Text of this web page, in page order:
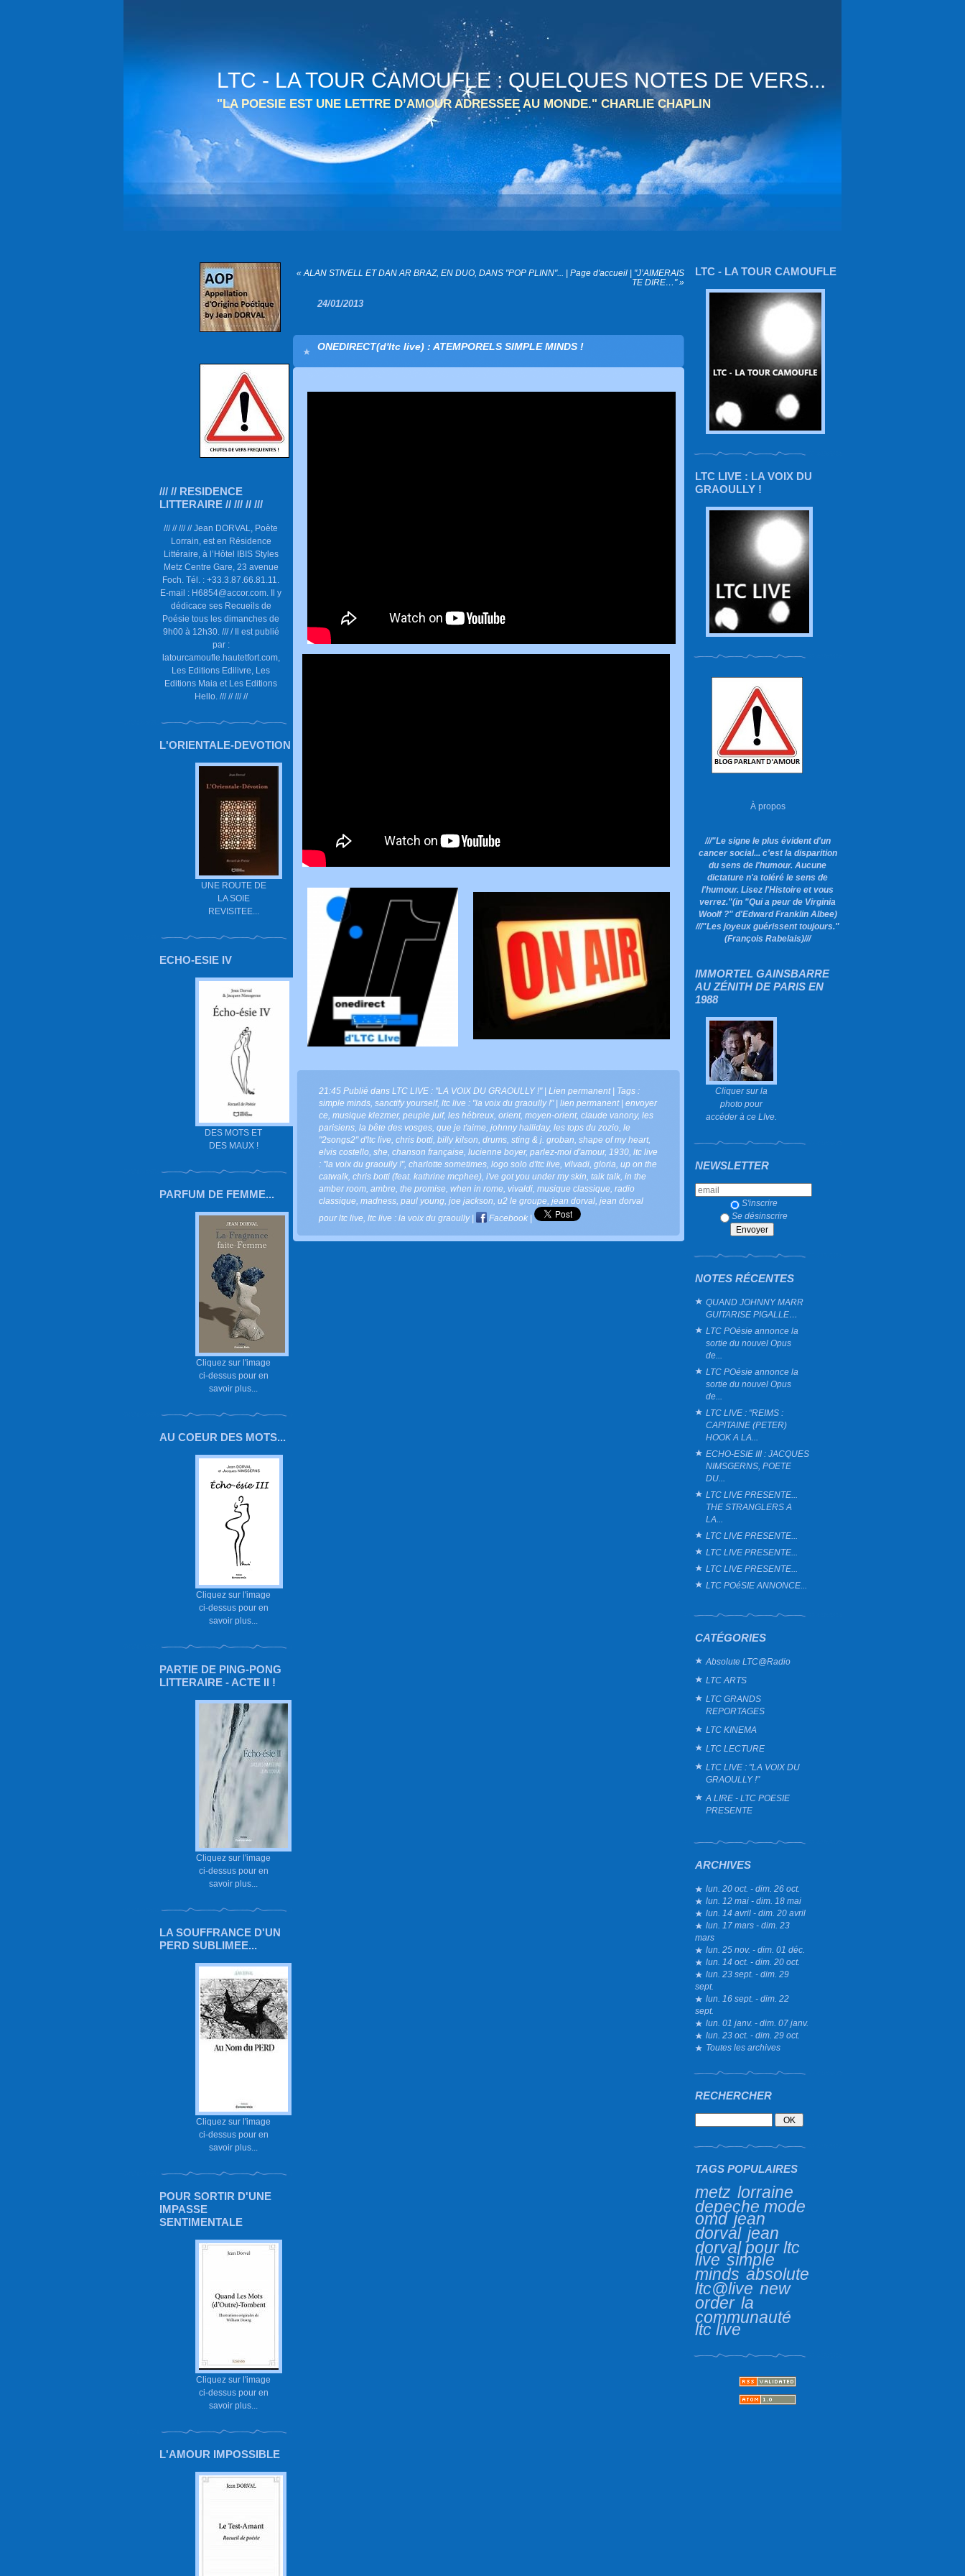
LTC - LA TOUR CAMOUFLE : QUELQUES NOTES DE VERS...
"LA POESIE EST UNE LETTRE D’AMOUR ADRESSEE AU MONDE." CHARLIE CHAPLIN
/// // RESIDENCE
LITTERAIRE // /// // ///
/// // /// // Jean DORVAL, Poète
Lorrain, est en Résidence
Littéraire, à l’Hôtel IBIS Styles
Metz Centre Gare, 23 avenue
Foch. Tél. : +33.3.87.66.81.11.
E-mail : H6854@accor.com. Il y
dédicace ses Recueils de
Poésie tous les dimanches de
9h00 à 12h30. /// / Il est publié
par :
latourcamoufle.hautetfort.com,
Les Editions Edilivre, Les
Editions Maia et Les Editions
Hello. /// // /// //
L'ORIENTALE-DEVOTION
UNE ROUTE DE
LA SOIE
REVISITEE...
ECHO-ESIE IV
DES MOTS ET
DES MAUX !
PARFUM DE FEMME...
Cliquez sur l'image
ci-dessus pour en
savoir plus...
AU COEUR DES MOTS...
Cliquez sur l'image
ci-dessus pour en
savoir plus...
PARTIE DE PING-PONG
LITTERAIRE - ACTE II !
Cliquez sur l'image
ci-dessus pour en
savoir plus...
LA SOUFFRANCE D'UN
PERD SUBLIMEE...
Cliquez sur l'image
ci-dessus pour en
savoir plus...
POUR SORTIR D'UNE
IMPASSE
SENTIMENTALE
Cliquez sur l'image
ci-dessus pour en
savoir plus...
L'AMOUR IMPOSSIBLE
LTC - LA TOUR CAMOUFLE
LTC LIVE : LA VOIX DU
GRAOULLY !
À propos
///"Le signe le plus évident d'un
cancer social... c'est la disparition
du sens de l'humour. Aucune
dictature n'a toléré le sens de
l'humour. Lisez l'Histoire et vous
verrez."(in "Qui a peur de Virginia
Woolf ?"d'Edward Franklin Albee)
///"Les joyeux guérissent toujours."
(François Rabelais)///
IMMORTEL GAINSBARRE
AU ZÉNITH DE PARIS EN
1988
Cliquer sur la
photo pour
accéder à ce LIve.
NEWSLETTER
S'inscrire
Se désinscrire
NOTES RÉCENTES
QUAND JOHNNY MARR
GUITARISE PIGALLE…
LTC POésie annonce la
sortie du nouvel Opus
de...
LTC POésie annonce la
sortie du nouvel Opus
de...
LTC LIVE : "REIMS :
CAPITAINE (PETER)
HOOK A LA...
ECHO-ESIE III : JACQUES
NIMSGERNS, POETE
DU...
LTC LIVE PRESENTE...
THE STRANGLERS A
LA...
LTC LIVE PRESENTE...
LTC LIVE PRESENTE...
LTC LIVE PRESENTE...
LTC POéSIE ANNONCE...
CATÉGORIES
Absolute LTC@Radio
LTC ARTS
LTC GRANDS
REPORTAGES
LTC KINEMA
LTC LECTURE
LTC LIVE : "LA VOIX DU
GRAOULLY !"
A LIRE - LTC POESIE
PRESENTE
ARCHIVES
lun. 20 oct. - dim. 26 oct.
lun. 12 mai - dim. 18 mai
lun. 14 avril - dim. 20 avril
lun. 17 mars - dim. 23
mars
lun. 25 nov. - dim. 01 déc.
lun. 14 oct. - dim. 20 oct.
lun. 23 sept. - dim. 29
sept.
lun. 16 sept. - dim. 22
sept.
lun. 01 janv. - dim. 07 janv.
lun. 23 oct. - dim. 29 oct.
Toutes les archives
RECHERCHER
TAGS POPULAIRES
metz lorraine
depeche mode
omd jean
dorval jean
dorval pour ltc
live simple
minds absolute
ltc@live new
order la
communauté
ltc live
« ALAN STIVELL ET DAN AR BRAZ, EN DUO, DANS "POP PLINN"... | Page d'accueil | "J’AIMERAIS
TE DIRE…" »
24/01/2013
ONEDIRECT(d'ltc live) : ATEMPORELS SIMPLE MINDS !
21:45 Publié dans LTC LIVE : "LA VOIX DU GRAOULLY !"| Lien permanent| Tags :
simple minds sanctify yourself, ltc live : "la voix du graoully !" | lien permanent | envoyer
ce musique klezmer, peuple juif, les hébreux orient, moyen-orient, claude vanony, les
parisiens la bête des vosges que je t'aime johnny halliday, les tops du zozio le
"2songs2" d'ltc live chris botti billy kilson drums sting & j. groban shape of my heart,
elvis costello she chanson française lucienne boyer, parlez-moi d'amour, 1930 ltc live
: "la voix du graoully !", charlotte sometimes logo solo d'ltc live vilvadi gloria up on the
catwalk chris botti (feat. kathrine mcphee) i've got you under my skin talk talk in the
amber room ambre the promise when in rome vivaldi musique classique radio
classique madness paul young joe jackson u2 le groupe jean dorval jean dorval
pour ltc live ltc live : la voix du graoully| Facebook |